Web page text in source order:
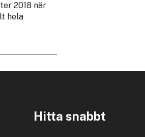
2018 när
hela
Hitta snabbt